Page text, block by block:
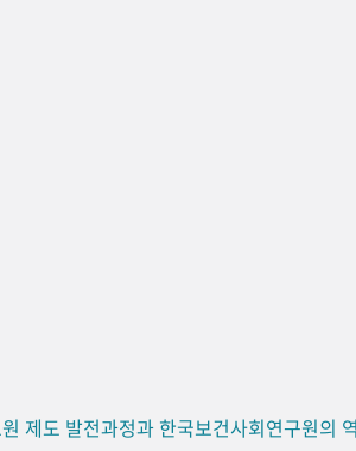
제도 발전과정과 한국보건사회연구원의